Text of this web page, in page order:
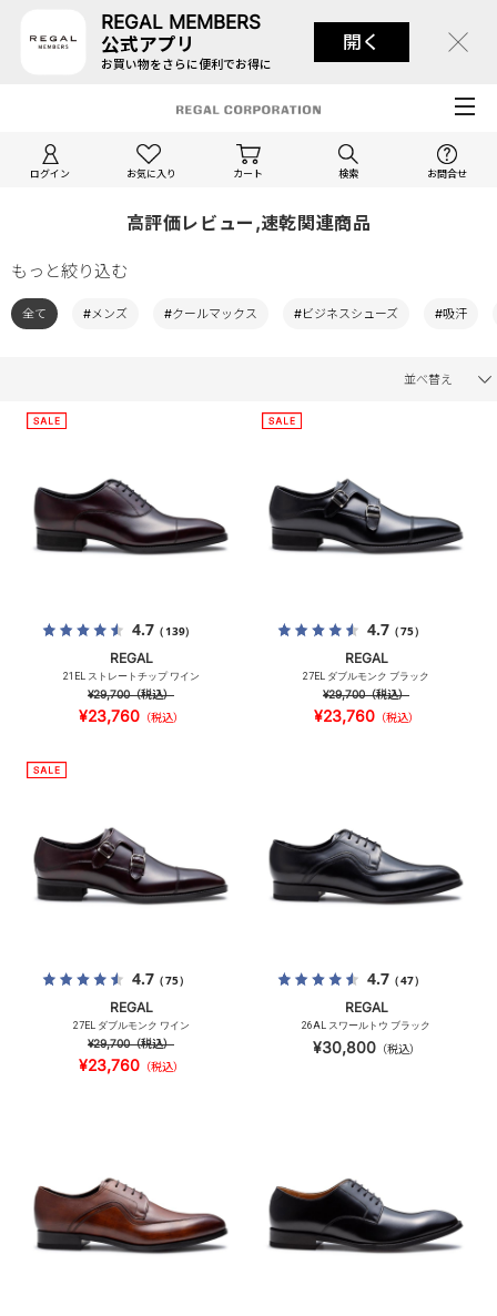
REGAL MEMBERS
公式アプリ
お買い物をさらに便利でお得に
開く
ログイン お気に入り カート 検索 お問合せ
高評価レビュー,速乾関連商品
もっと絞り込む
全て #メンズ #クールマックス #ビジネスシューズ #吸汗
並べ替え
4.7（139）
REGAL
21EL ストレートチップ ワイン
¥29,700（税込）
¥23,760（税込）
4.7（75）
REGAL
27EL ダブルモンク ブラック
¥29,700（税込）
¥23,760（税込）
4.7（75）
REGAL
27EL ダブルモンク ワイン
¥29,700（税込）
¥23,760（税込）
4.7（47）
REGAL
26AL スワールトウ ブラック
¥30,800（税込）